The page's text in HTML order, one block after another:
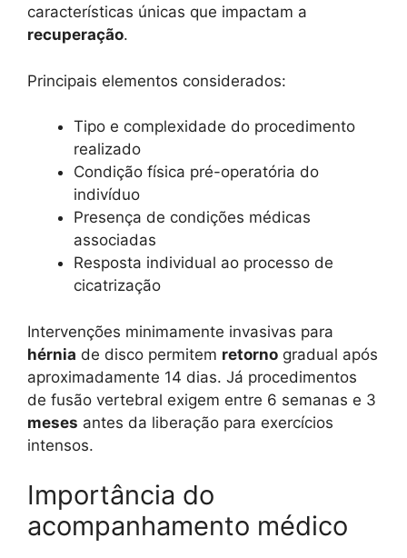
características únicas que impactam a
recuperação.
Principais elementos considerados:
Tipo e complexidade do procedimento
realizado
Condição física pré-operatória do
indivíduo
Presença de condições médicas
associadas
Resposta individual ao processo de
cicatrização
Intervenções minimamente invasivas para
hérnia de disco permitem retorno gradual após
aproximadamente 14 dias. Já procedimentos
de fusão vertebral exigem entre 6 semanas e 3
meses antes da liberação para exercícios
intensos.
Importância do
acompanhamento médico